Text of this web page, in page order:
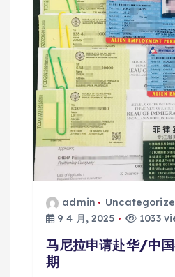
admin
9 4 月, 2025
1033
马尼拉申请赴华/中
期